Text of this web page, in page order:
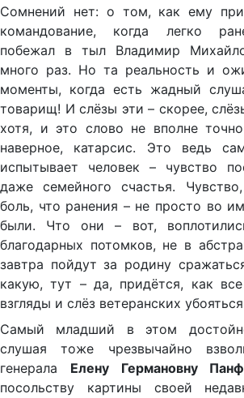
Сомнений нет: о том, как ему
командование, когда легко
побежал в тыл Владимир
много раз. Но та реальность и
моменты, когда есть жадный
товарищ! И слёзы эти – скорее,
хотя, и это слово не вполне
наверное, катарсис. Это ведь
испытывает человек – чувство
даже семейного счастья.
боль, что ранения – не просто во
были. Что они – вот,
благодарных потомков, не в
завтра пойдут за родину
какую, тут – да, придётся, как
взгляды и слёз ветеранских
Самый младший в этом
слушая тоже чрезвычайно
генерала Елену Германовну
посольству картины своей